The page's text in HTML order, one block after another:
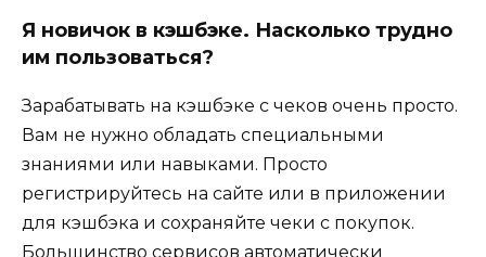
Я новичок в кэшбэке. Насколько трудно
им пользоваться?
Зарабатывать на кэшбэке с чеков очень просто.
Вам не нужно обладать специальными
знаниями или навыками. Просто
регистрируйтесь на сайте или в приложении
для кэшбэка и сохраняйте чеки с покупок.
Большинство сервисов автоматически